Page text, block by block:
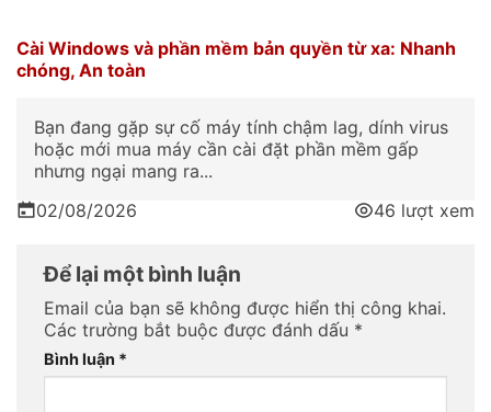
Cài Windows và phần mềm bản quyền từ xa: Nhanh
chóng, An toàn
Bạn đang gặp sự cố máy tính chậm lag, dính virus
hoặc mới mua máy cần cài đặt phần mềm gấp
nhưng ngại mang ra...
02/08/2026
46 lượt xem
Để lại một bình luận
Email của bạn sẽ không được hiển thị công khai.
Các trường bắt buộc được đánh dấu *
Bình luận *